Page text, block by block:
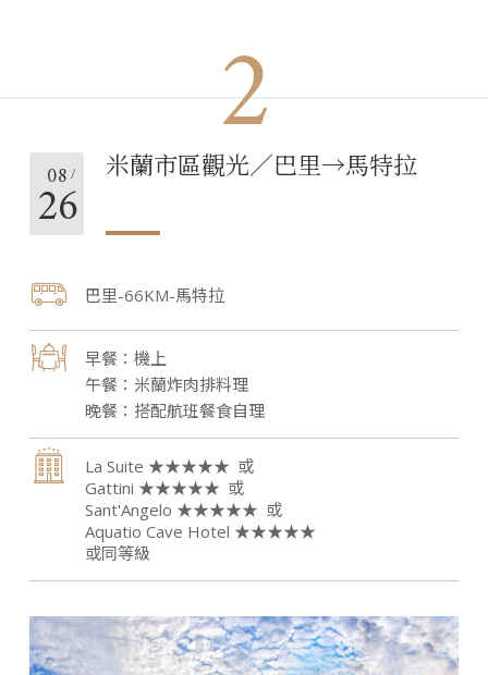
2
08
26
米蘭市區觀光／巴里→馬特拉
巴里-66KM-馬特拉
機上
米蘭炸肉排料理
搭配航班餐食自理
La Suite ★★★★★
Gattini ★★★★★
Sant'Angelo ★★★★★
Aquatio Cave Hotel ★★★★★
或同等級